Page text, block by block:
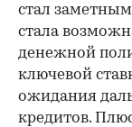
стал
стала
денежной
ключевой
ожидания
кредитов.